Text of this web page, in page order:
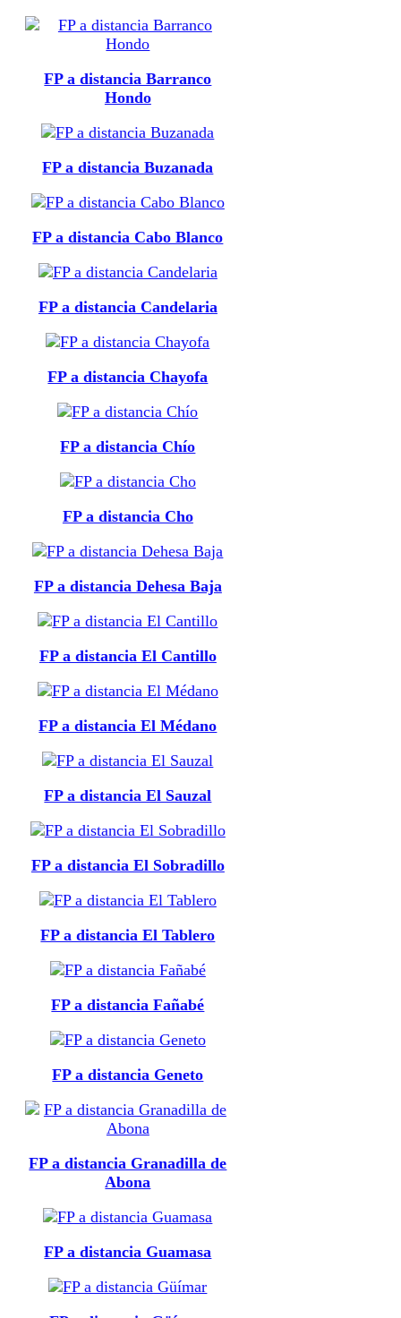
FP a distancia Barranco
Hondo
FP a distancia Buzanada
FP a distancia Cabo Blanco
FP a distancia Candelaria
FP a distancia Chayofa
FP a distancia Chío
FP a distancia Cho
FP a distancia Dehesa Baja
FP a distancia El Cantillo
FP a distancia El Médano
FP a distancia El Sauzal
FP a distancia El Sobradillo
FP a distancia El Tablero
FP a distancia Fañabé
FP a distancia Geneto
FP a distancia Granadilla de
Abona
FP a distancia Guamasa